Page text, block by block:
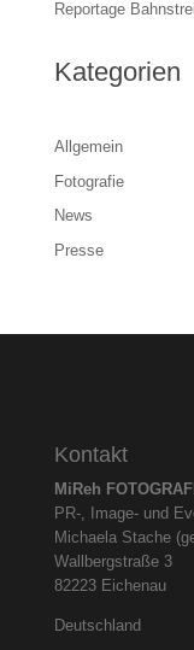
Reportage
Kategorien
Allgemein
Fotografie
News
Presse
Kontakt
MiReh
PR-, Image- und
Michaela Stache
Wallbergstraße 3
82223 Eichenau
Deutschland